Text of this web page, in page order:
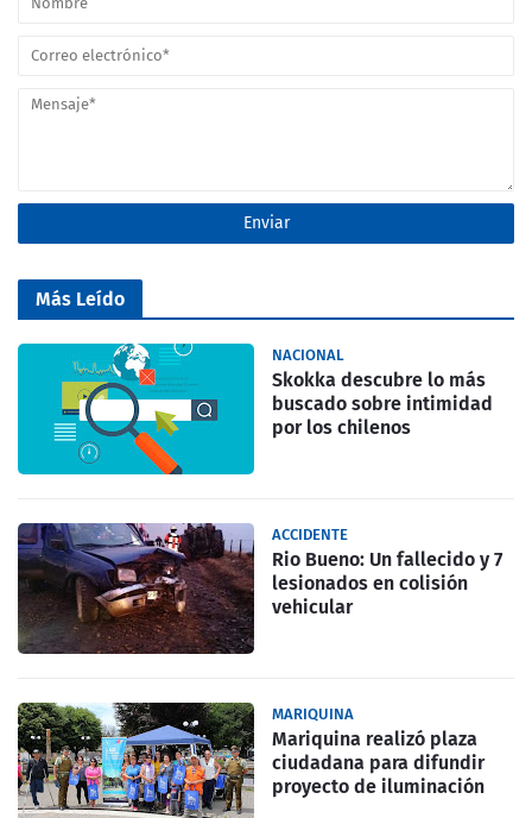
Más Leído
NACIONAL
Skokka descubre lo más
buscado sobre intimidad
por los chilenos
ACCIDENTE
Rio Bueno: Un fallecido y 7
lesionados en colisión
vehicular
MARIQUINA
Mariquina realizó plaza
ciudadana para difundir
proyecto de iluminación